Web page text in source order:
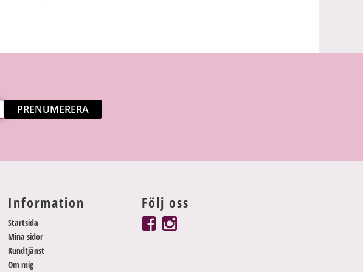
PRENUMERERA
Information
Startsida
Mina sidor
Kundtjänst
Om mig
Följ oss